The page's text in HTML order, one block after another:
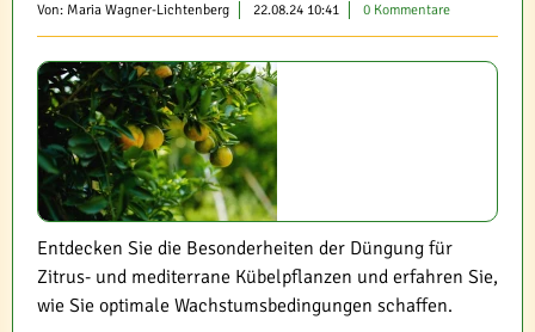
Von: Maria Wagner-Lichtenberg 22.08.24 10:41 0 Kommentare
Entdecken Sie die Besonderheiten der Düngung für
Zitrus- und mediterrane Kübelpflanzen und erfahren Sie,
wie Sie optimale Wachstumsbedingungen schaffen.